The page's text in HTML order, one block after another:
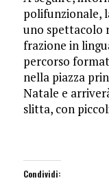
polifunzionale,
uno spettacolo
frazione in
percorso
nella piazza
Natale e
slitta, con
Condividi: